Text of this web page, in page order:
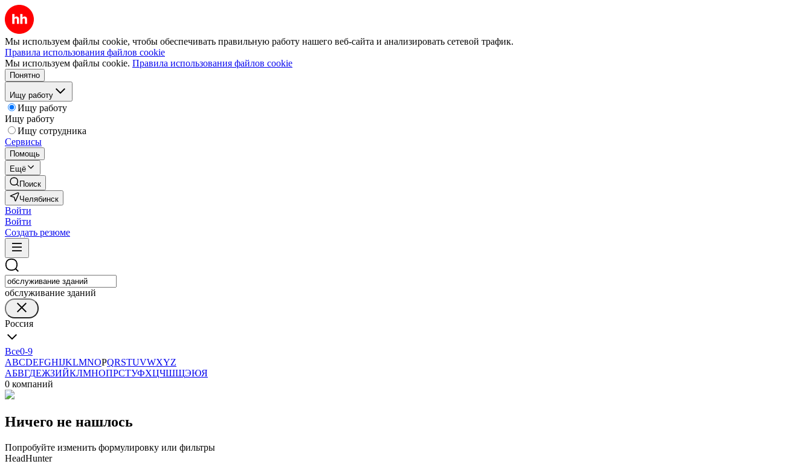
Мы используем файлы cookie, чтобы обеспечивать правильную работу нашего веб-сайта и анализировать сетевой трафик.
Правила использования файлов cookie
Мы используем файлы cookie. Правила использования файлов cookie
Понятно
Ищу работу
Ищу работу
Ищу работу
Ищу сотрудника
Сервисы
Помощь
Ещё
Поиск
Челябинск
Войти
Войти
Создать резюме
обслуживание зданий
Россия
Все0-9
ABCDEFGHIJKLMNOPQRSTUVWXYZ
АБВГДЕЖЗИЙКЛМНОПРСТУФХЦЧШЩЭЮЯ
0 компаний
Ничего не нашлось
Попробуйте изменить формулировку или фильтры
HeadHunter